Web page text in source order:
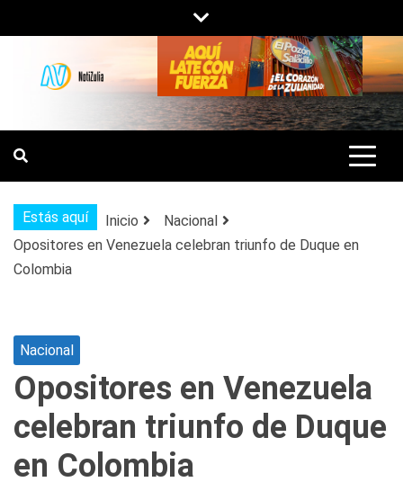
al
contenido
NOTIZULIA
NOTICIAS DEL ZULIA, VENEZUELA Y
DE INTERÉS GENERAL.
Estás aquí Inicio
Nacional
Opositores en Venezuela celebran triunfo de Duque en
Colombia
Nacional
Opositores en Venezuela
celebran triunfo de Duque
en Colombia